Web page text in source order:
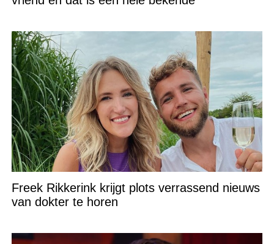
Freek Rikkerink krijgt plots verrassend nieuws
van dokter te horen